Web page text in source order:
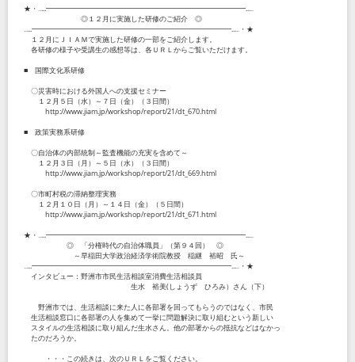
★・‥...━━━━━━━━━━━━━━━━━━━━━━━━━━━━...‥
◎１２月に実施した研修のご紹介 ◎
‥...━━━━━━━━━━━━━━━━━━━━━━━━━━━━...‥・★
１２月にＪＩＡＭで実施した研修の一部をご紹介します。
各研修の様子や受講生の感想等は、各ＵＲＬからご覧いただけます。
■ 国際文化系研修
〇災害時における外国人への支援セミナー
１２月５日（水）～７日（金）（３日間）
http://www.jiam.jp/workshop/report/21/dt_670.html
■ 政策実務系研修
〇自治体の内部統制～監査機能の充実を含めて～
１２月３日（月）～５日（水）（３日間）
http://www.jiam.jp/workshop/report/21/dt_669.html
〇市町村税の滞納整理実務
１２月１０日（月）～１４日（金）（５日間）
http://www.jiam.jp/workshop/report/21/dt_671.html
★・‥...━━━━━━━━━━━━━━━━━━━━━━━━━━━━...‥
◎ 「分権時代の自治体職員」（第９４回） ◎
～早稲田大学政治経済学術院教授 稲継 裕昭 氏～
‥...━━━━━━━━━━━━━━━━━━━━━━━━━━━━...‥・★
インタビュー：野洲市市民生活相談室消費生活相談員
生水 裕美(しょうず ひろみ）さん（下）
野洲市では、生活相談に来た人に各部署を回ってもらうのではなく、市民
生活相談窓口に各部署の人を集めて一挙に問題解決に取り組むという新しい
スタイルの生活相談に取り組んだ生水さん。他の部署からの抵抗などはなかっ
たのだろうか。
・・・この続きは、次のＵＲＬをご覧ください。